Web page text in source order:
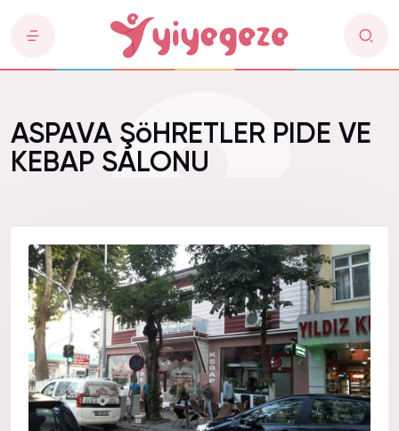
ASPAVA ŞöHRETLER PIDE VE
KEBAP SALONU